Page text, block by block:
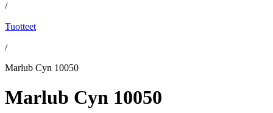
/
Tuotteet
/
Marlub Cyn 10050
Marlub Cyn 10050